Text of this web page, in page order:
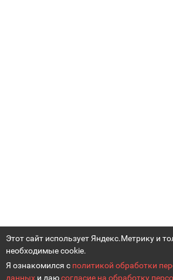
Этот сайт использует Яндекс.Метрику и
необходимые cookie.
Я ознакомился с политикой обработки
данных и даюсогласие на обработку